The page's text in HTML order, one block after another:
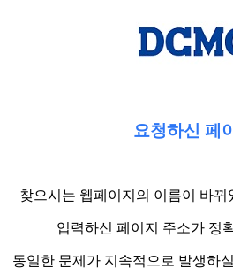
요청하신 페
찾으시는 웹페이지의 이름이 바
입력하신 페이지 주소가 정
동일한 문제가 지속적으로 발생하